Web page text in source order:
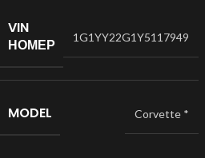
VIN
НОМЕР
1G1YY22G1Y5117949
MODEL Corvette *